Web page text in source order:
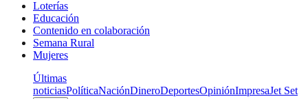
Loterías
Educación
Contenido en colaboración
Semana Rural
Mujeres
Últimas
noticiasPolíticaNaciónDineroDeportesOpiniónImpresaJet Set